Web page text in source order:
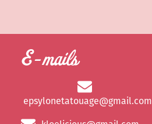
E-mails
epsylonetatouage@gmail.com